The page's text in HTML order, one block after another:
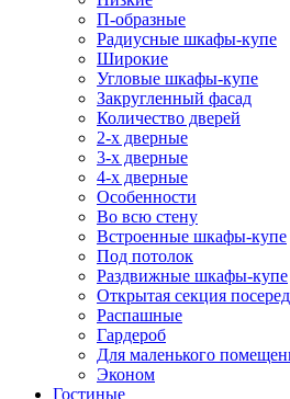
П-образные
Радиусные шкафы-купе
Широкие
Угловые шкафы-купе
Закругленный фасад
Количество дверей
2-х дверные
3-х дверные
4-х дверные
Особенности
Во всю стену
Встроенные шкафы-купе
Под потолок
Раздвижные шкафы-купе
Открытая секция
Распашные
Гардероб
Для маленького
Эконом
Гостиные